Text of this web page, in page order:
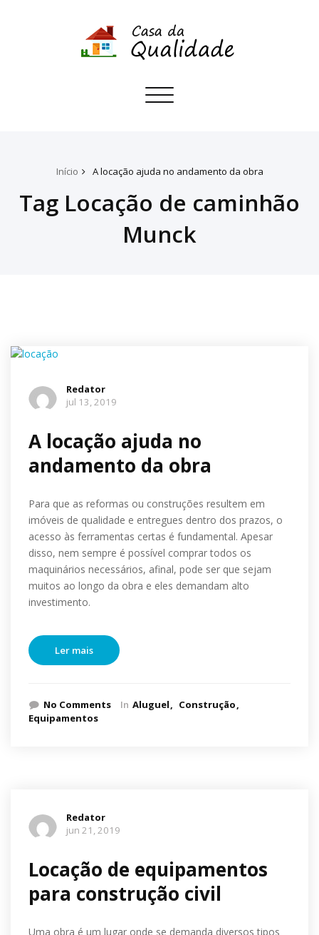
Toggle
Início A locação ajuda no andamento da obra
Tag Locação de caminhão
Munck
Redator
jul 13, 2019
A locação ajuda no
andamento da obra
Para que as reformas ou construções resultem em
imóveis de qualidade e entregues dentro dos prazos, o
acesso às ferramentas certas é fundamental. Apesar
disso, nem sempre é possível comprar todos os
maquinários necessários, afinal, pode ser que sejam
muitos ao longo da obra e eles demandam alto
investimento.
Ler mais
No Comments In Aluguel
Construção
Equipamentos
Redator
jun 21, 2019
Locação de equipamentos
para construção civil
Uma obra é um lugar onde se demanda diversos tipos